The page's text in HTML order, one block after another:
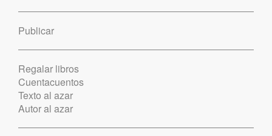
Publicar
Regalar libros
Cuentacuentos
Texto al azar
Autor al azar